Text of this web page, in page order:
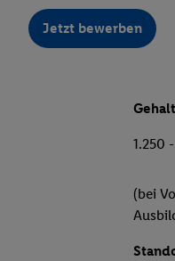
Jetzt bewerben
Gehalt
1.250
(bei